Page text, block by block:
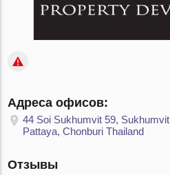
Адреса офисов:
44 Soi Sukhumvit 59,
Pattaya, Chonburi Thailand
Отзывы